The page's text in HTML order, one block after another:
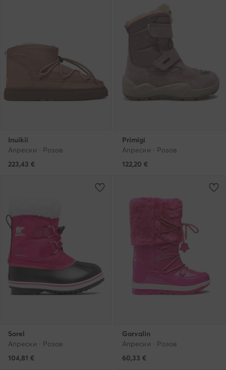
Inuikii
Апрески · Розов
223,43 €
Primigi
Апрески · Розов
122,20 €
Sorel
Апрески · Розов
104,81 €
Garvalin
Апрески · Розов
60,33 €